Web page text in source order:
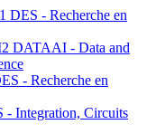
DES - Recherche en
DATAAI - Data and
- Recherche en
Integration, Circuits